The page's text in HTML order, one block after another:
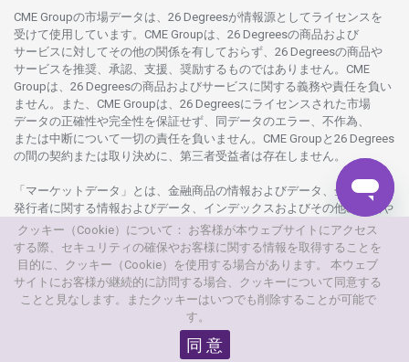
CME Groupの市場データは、26 Degreesが情報源としてライセンスを
受けて使用しています。 CME Groupは、26 Degreesの商品および
サービスに対してその他の関係を有しておらず、26 Degreesの商品や
サービスを推奨、承認、支援、 奨励するものではありません。 CME
Groupは、26 Degreesの商品およびサービスに関する義務や責任を負い
ません。また、CME Groupは、26 Degreesにライセンスさ れた市場
データの正確性や完全性を保証せず、 同 データのエラー、不作為、
または中断について一切の責任を負いません。 CME Groupと26 Degrees
の間の契約または取り 決めに、 第三者受益者は存在し ません。
「マーケットデータ」とは、 金融商品の情報およびデータ、 金融商品の
発行者に関する情報およびデータ、 インデックスおよびその他の
情報や
データを指し、26 Degreesまたは26 Degreesグループ会社が提供する
製品や サービスの 一部として、更新頻度を問わ ず提供さ れるものを
意味します。
© 2026 本 ウェブサイトは、AXIORYが 所有・運営しています。
© AXIORYは、Axiory Global Ltd.の商標です。
クッキー（Cookie）について： お客様が本ウェブサイトにアクセス
する際、セキュリティの確保やお客様に関する情報を取得することを
目的に、クッキー（Cookie）を使用する場合があります。 本ウェブ
サイトにお客様が継続的に訪問する場合、クッキーについて同意する
ことと見なします。またクッキーはいつでも削除することが可能で
す。
同 意